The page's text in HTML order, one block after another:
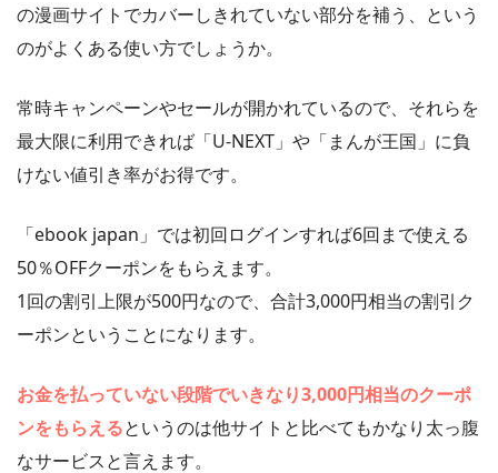
の漫画サイトでカバーしきれていない部分を補う、という
のがよくある使い方でしょうか。
常時キャンペーンやセールが開かれているので、それらを
最大限に利用できれば「U-NEXT」や「まんが王国」に負
けない値引き率がお得です。
「ebook japan」では初回ログインすれば6回まで使える
50％OFFクーポンをもらえます。
1回の割引上限が500円なので、合計3,000円相当の割引ク
ーポンということになります。
お金を払っていない段階でいきなり3,000円相当のクーポ
ンをもらえるというのは他サイトと比べてもかなり太っ腹
なサービスと言えます。